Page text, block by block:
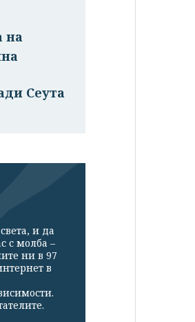
на
Сеута
и да
с молба –
ни в 97
в